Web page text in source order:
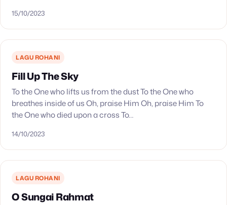
15/10/2023
LAGU ROHANI
Fill Up The Sky
To the One who lifts us from the dust To the One who
breathes inside of us Oh, praise Him Oh, praise Him To
the One who died upon a cross To…
14/10/2023
LAGU ROHANI
O Sungai Rahmat